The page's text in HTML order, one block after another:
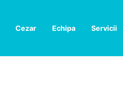
Cezar Echipa Servicii